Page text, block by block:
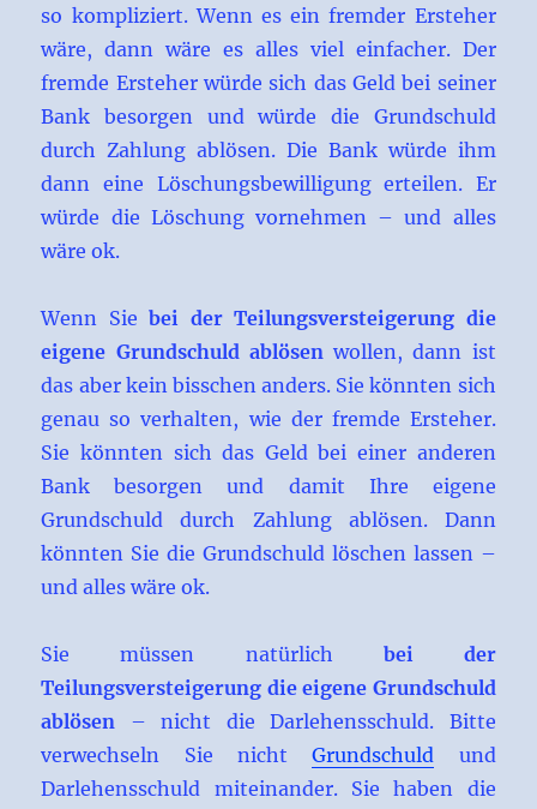
so kompliziert. Wenn es ein fremder Ersteher
wäre, dann wäre es alles viel einfacher. Der
fremde Ersteher würde sich das Geld bei seiner
Bank besorgen und würde die Grundschuld
durch Zahlung ablösen. Die Bank würde ihm
dann eine Löschungsbewilligung erteilen. Er
würde die Löschung vornehmen – und alles
wäre ok.
Wenn Siebei der Teilungsversteigerung die
eigene Grundschuld ablösenwollen, dann ist
das aber kein bisschen anders. Sie könnten sich
genau so verhalten, wie der fremde Ersteher.
Sie könnten sich das Geld bei einer anderen
Bank besorgen und damit Ihre eigene
Grundschuld durch Zahlung ablösen. Dann
könnten Sie die Grundschuld löschen lassen –
und alles wäre ok.
Sie müssen natürlich bei der
Teilungsversteigerung die eigene Grundschuld
ablösen – nicht die Darlehensschuld. Bitte
verwechseln Sie nichtGrundschuld und
Darlehensschuld miteinander. Sie haben die